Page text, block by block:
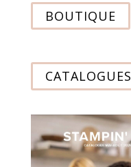
BOUTIQUE
CATALOGUES